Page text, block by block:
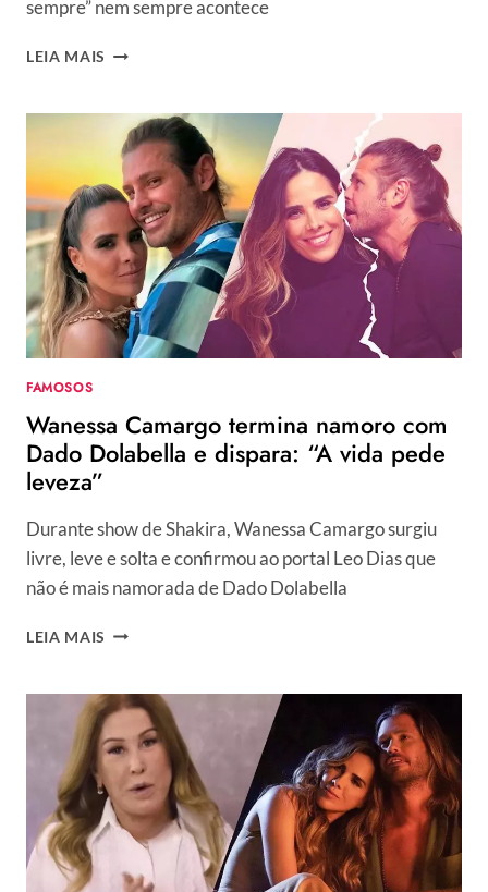
sempre” nem sempre acontece
LEIA MAIS
FAMOSOS
QUE
NÃO
CHEGARAM
AO
ALTAR,
COMO
O
DE
VITÓRIA
STRADA
RICA
FAMOSOS
Wanessa Camargo termina namoro com
Dado Dolabella e dispara: “A vida pede
leveza”
Durante show de Shakira, Wanessa Camargo surgiu
livre, leve e solta e confirmou ao portal Leo Dias que
não é mais namorada de Dado Dolabella
LEIA MAIS WANESSA
NAMORO
COM
DADO
DOLABELLA
E
DISPARA:
“A
PEDE